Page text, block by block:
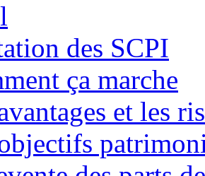
des SCPI
ça marche
et les